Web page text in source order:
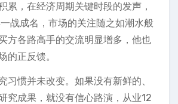
累，在经济周期关键时段的发声，
战成名，市场的关注随之如潮水般
方各路高手的交流明显增多，他也
的正反馈。
习惯并未改变。如果没有新鲜的、
究成果，就没有信心路演，从业12